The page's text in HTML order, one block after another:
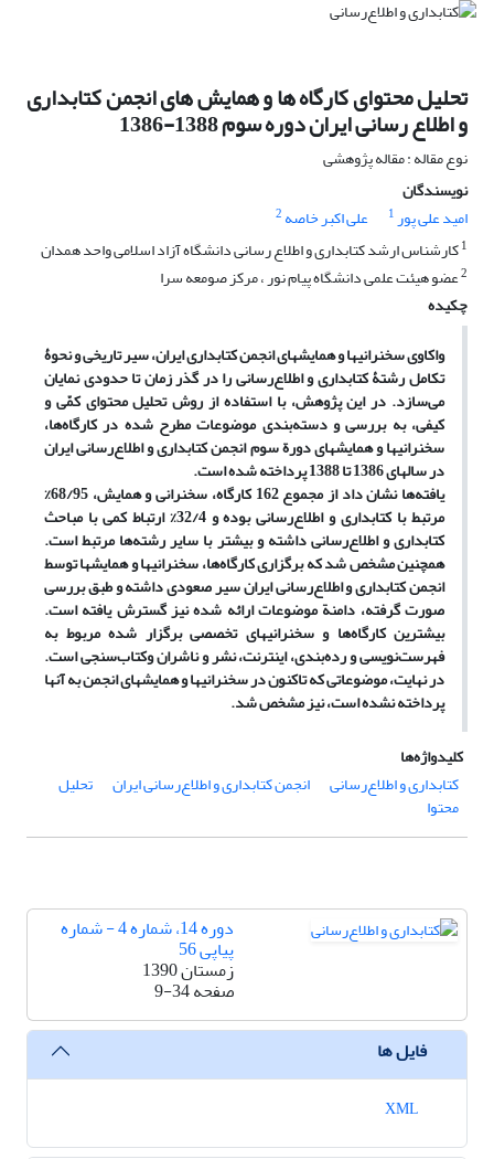
تحلیل محتوای کارگاه ها و همایش های انجمن کتابداری
و اطلاع رسانی ایران دوره سوم 1388-1386
نوع مقاله : مقاله پژوهشی
نویسندگان
امید علی پور1 علی اکبر خاصه 2
1کارشناس ارشد کتابداری و اطلاع رسانی دانشگاه آزاد اسلامی واحد همدان
2عضو هیئت علمی دانشگاه پیام نور ، مرکز صومعه سرا
چکیده
واکاوی سخنرانیها و همایشهای انجمن کتابداری ایران، سیر تاریخی و نحوۀ
تکامل رشتۀ کتابداری و اطلاع‌رسانی را در گذر زمان تا حدودی نمایان
می‌سازد. در این پژوهش، با استفاده از روش تحلیل محتوای کمّی و
کیفی، به بررسی و دسته‌‌بندی موضوعات مطرح شده در کارگاه‌ها،
سخنرانیها و همایشهای دورة سوم انجمن کتابداری و اطلاع‌رسانی ایران
در سالهای 1386 تا 1388 پرداخته شده است.
یافته‌ها نشان داد از مجموع 162 کارگاه، سخنرانی و همایش، 68/95%
مرتبط با کتابداری و اطلاع‌رسانی بوده و 32/4% ارتباط کمی با مباحث
کتابداری و اطلاع‌رسانی داشته و بیشتر با سایر رشته‌ها مرتبط است.
همچنین مشخص شد که برگزاری کارگاه‌ها، سخنرانیها و همایشها توسط
انجمن کتابداری و اطلاع‌رسانی ایران سیر صعودی داشته و طبق بررسی
صورت گرفته، دامنة موضوعات ارائه شده نیز گسترش یافته است.
بیشترین کارگاه‌ها و سخنرانیهای تخصصی برگزار شده مربوط به
فهرست‌نویسی و رده‌بندی، اینترنت، نشر و ناشران وکتاب‌سنجی است.
در نهایت، موضوعاتی که تاکنون در سخنرانیها و همایشهای انجمن به آنها
پرداخته نشده است، نیز مشخص شد.
کلیدواژه‌ها
کتابداری و اطلاع‌رسانی
انجمن کتابداری و اطلاع‌رسانی ایران تحلیل
محتوا
دوره 14، شماره 4 - شماره
پیاپی 56
زمستان 1390
صفحه9-34
فایل ها